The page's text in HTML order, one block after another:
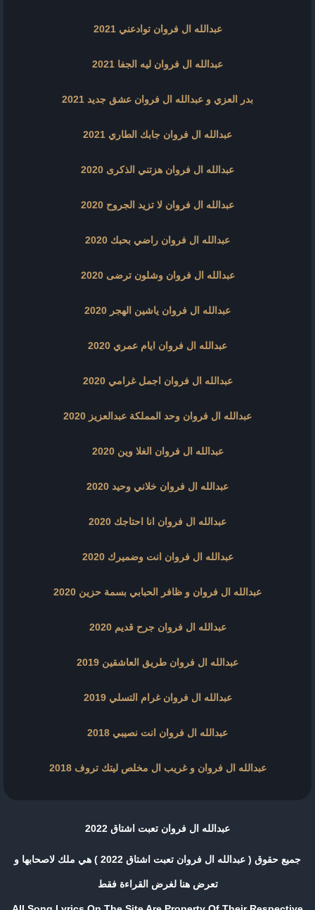
عبدالله ال فروان توادعني 2021
عبدالله ال فروان ليه الجفا 2021
بدر العزي و عبدالله ال فروان عشق جديد 2021
عبدالله ال فروان جابك الطاري 2021
عبدالله ال فروان هزتني الذكرى 2020
عبدالله ال فروان لا تزيد الجروح 2020
عبدالله ال فروان راضي بحبك 2020
عبدالله ال فروان وشلون ترضى 2020
عبدالله ال فروان ياشين الهجر 2020
عبدالله ال فروان ايام عمري 2020
عبدالله ال فروان اجمل غرامي 2020
عبدالله ال فروان وحد المملكة عبدالعزيز 2020
عبدالله ال فروان الغلا وين 2020
عبدالله ال فروان خلاني وحيد 2020
عبدالله ال فروان انا احتاجك 2020
عبدالله ال فروان انت وضميرك 2020
عبدالله ال فروان و ظافر الحبابي بسمة حزين 2020
عبدالله ال فروان جرح قديم 2020
عبدالله ال فروان طريق العاشقين 2019
عبدالله ال فروان غرام التسلي 2019
عبدالله ال فروان انت نصيبي 2018
عبدالله ال فروان و غريب ال مخلص ليتك تروف 2018
عبدالله ال فروان تعبت اشتاق 2022
جميع حقوق ( عبدالله ال فروان تعبت اشتاق 2022 ) هي ملك لاصحابها و
تعرض هنا لغرض القراءة فقط